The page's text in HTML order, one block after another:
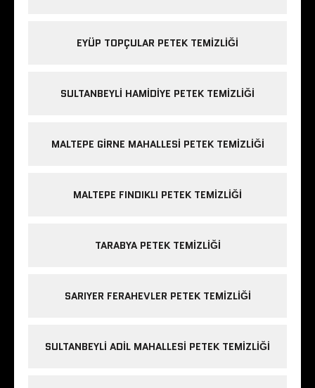
EYÜP TOPÇULAR PETEK TEMIZLIĞI
SULTANBEYLI HAMIDIYE PETEK TEMIZLIĞI
MALTEPE GIRNE MAHALLESI PETEK TEMIZLIĞI
MALTEPE FINDIKLI PETEK TEMIZLIĞI
TARABYA PETEK TEMIZLIĞI
SARIYER FERAHEVLER PETEK TEMIZLIĞI
SULTANBEYLI ADIL MAHALLESI PETEK TEMIZLIĞI